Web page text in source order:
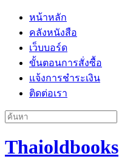
หน้าหลัก
คลังหนังสือ
เว็บบอร์ด
ขั้นตอนการสั่งซื้อ
แจ้งการชำระเงิน
ติดต่อเรา
Thaioldbooks